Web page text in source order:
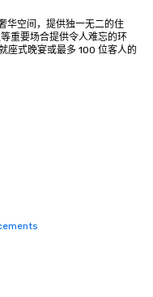
华空间，提供独一无二的住
重要场合提供令人难忘的环
座式晚宴或最多 100 位客人的